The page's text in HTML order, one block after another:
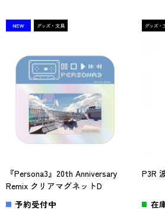
『Persona3』20th Anniversary
Remix クリアマグネットD
予約受付中
P3R
在